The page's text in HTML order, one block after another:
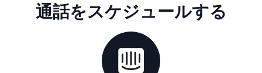
通話をスケジュールする